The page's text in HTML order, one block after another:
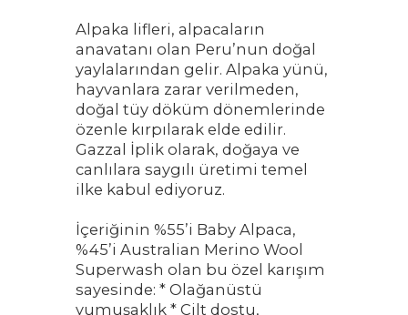
Alpaka lifleri, alpacaların
anavatanı olan Peru’nun doğal
yaylalarından gelir. Alpaka yünü,
hayvanlara zarar verilmeden,
doğal tüy döküm dönemlerinde
özenle kırpılarak elde edilir.
Gazzal İplik olarak, doğaya ve
canlılara saygılı üretimi temel
ilke kabul ediyoruz.
İçeriğinin %55’i Baby Alpaca,
%45’i Australian Merino Wool
Superwash olan bu özel karışım
sayesinde: * Olağanüstü
yumuşaklık * Cilt dostu,